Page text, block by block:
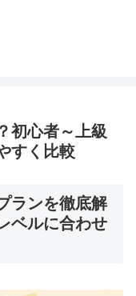
初心者～上級
すく比較
ランを徹底解
ベルに合わせ